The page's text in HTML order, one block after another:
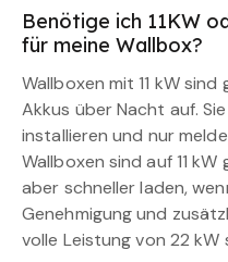
Benötige ich 11KW
für meine Wallbox?
Wallboxen mit 11 kW
Akkus über Nacht auf.
installieren und nur
Wallboxen sind auf 11
aber schneller laden,
Genehmigung und
volle Leistung von 22